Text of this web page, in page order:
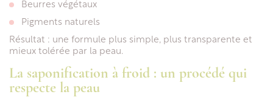
Beurres végétaux
Pigments naturels
Résultat : une formule plus simple, plus transparente et
mieux tolérée par la peau.
La saponification à froid : un procédé qui
respecte la peau